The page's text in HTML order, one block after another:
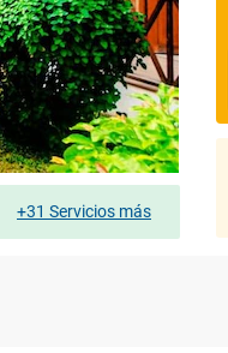
+31 Servicios más